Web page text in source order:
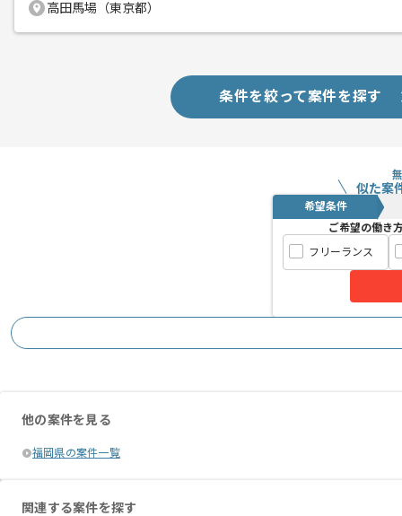
高田馬場（東京都）
条件を絞って案件を探す
似た案
希望条件
ご希望の働き
フリーランス
他の案件を見る
福岡県の案件一覧
関連する案件を探す